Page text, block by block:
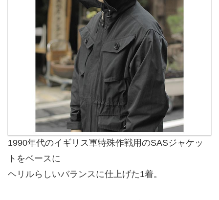
1990年代のイギリス軍特殊作戦用のSASジャケッ
トをベースに
ヘリルらしいバランスに仕上げた1着。